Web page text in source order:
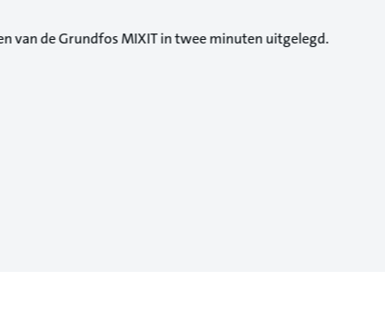
van de Grundfos MIXIT in twee minuten uitgelegd.